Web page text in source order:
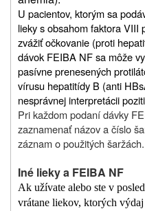
U pacientov, ktorým sa
lieky s obsahom faktora VIII
zvážiť očkovanie (proti
dávok FEIBA NF sa môže
pasívne prenesených
vírusu hepatitídy B (anti
nesprávnej interpretácii
Pri každom podaní dávky
zaznamenať názov a číslo
záznam o použitých šaržách.
Iné lieky a FEIBA NF
Ak užívate alebo ste v
vrátane liekov, ktorých